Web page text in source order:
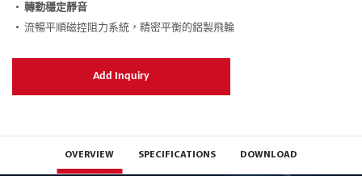
轉動穩定靜音
流暢平順磁控阻力系統，精密平衡的鋁製飛輪
Add Inquiry
OVERVIEW SPECIFICATIONS DOWNLOAD